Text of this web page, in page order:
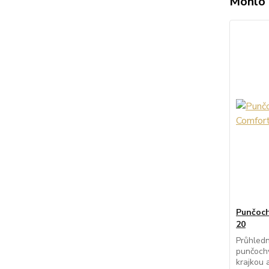
20
krajkou